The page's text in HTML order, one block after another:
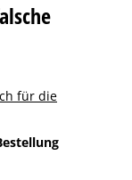
für die